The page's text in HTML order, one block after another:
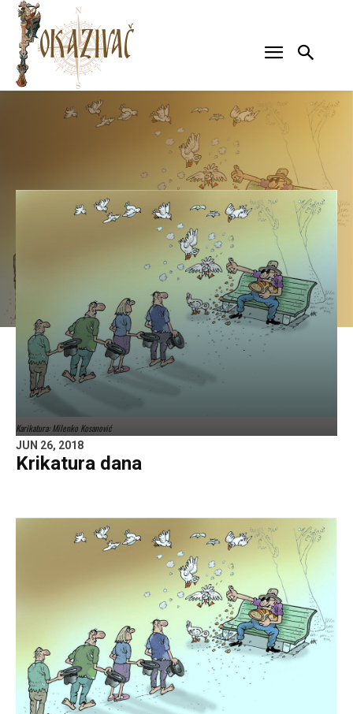
Karikatura: Milenko Kosanović
JUN 26, 2018
Krikatura dana